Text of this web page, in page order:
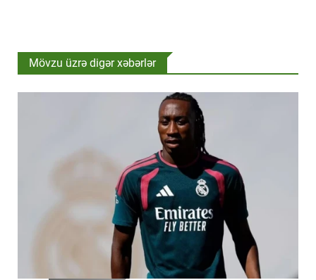
Mövzu üzrə digər xəbərlər